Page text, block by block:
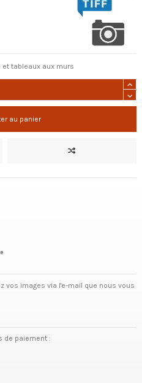
tableaux aux murs
au panier
vos images via l'e-mail que nous vous
de paiement :